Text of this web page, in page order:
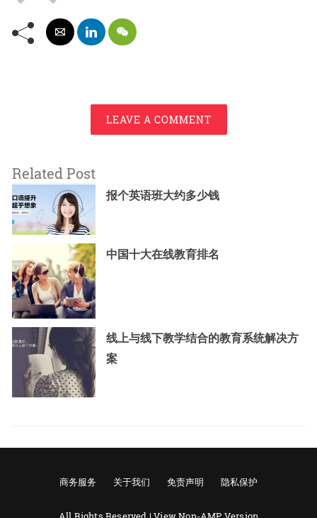
LEAVE A COMMENT
Related Post
报个英语班大约多少钱
中国十大在线教育排名
线上与线下教学结合的教育系统解决方
案
商务服务 关于我们 免责声明 隐私保护